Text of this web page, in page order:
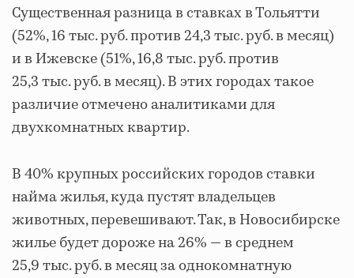
Существенная разница в ставках в Тольятти
(52%, 16 тыс. руб. против 24,3 тыс. руб. в месяц)
и в Ижевске (51%, 16,8 тыс. руб. против
25,3 тыс. руб. в месяц). В этих городах такое
различие отмечено аналитиками для
двухкомнатных квартир.
В 40% крупных российских городов ставки
найма жилья, куда пустят владельцев
животных, перевешивают. Так, в Новосибирске
жилье будет дороже на 26% — в среднем
25,9 тыс. руб. в месяц за однокомнатную